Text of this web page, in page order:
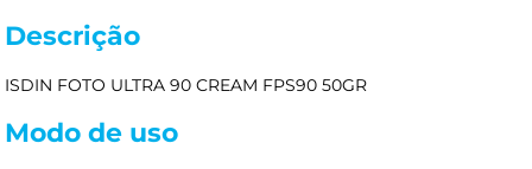
Descrição
ISDIN FOTO ULTRA 90 CREAM FPS90 50GR
Modo de uso